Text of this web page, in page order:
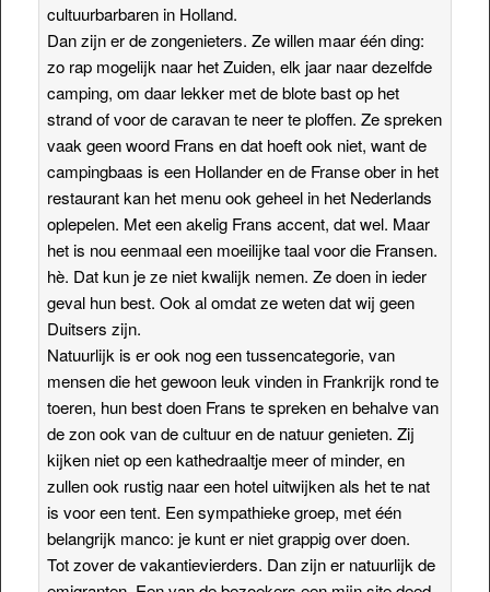
cultuurbarbaren in Holland.
Dan zijn er de zongenieters. Ze willen maar één ding:
zo rap mogelijk naar het Zuiden, elk jaar naar dezelfde
camping, om daar lekker met de blote bast op het
strand of voor de caravan te neer te ploffen. Ze spreken
vaak geen woord Frans en dat hoeft ook niet, want de
campingbaas is een Hollander en de Franse ober in het
restaurant kan het menu ook geheel in het Nederlands
oplepelen. Met een akelig Frans accent, dat wel. Maar
het is nou eenmaal een moeilijke taal voor die Fransen.
hè. Dat kun je ze niet kwalijk nemen. Ze doen in ieder
geval hun best. Ook al omdat ze weten dat wij geen
Duitsers zijn.
Natuurlijk is er ook nog een tussencategorie, van
mensen die het gewoon leuk vinden in Frankrijk rond te
toeren, hun best doen Frans te spreken en behalve van
de zon ook van de cultuur en de natuur genieten. Zij
kijken niet op een kathedraaltje meer of minder, en
zullen ook rustig naar een hotel uitwijken als het te nat
is voor een tent. Een sympathieke groep, met één
belangrijk manco: je kunt er niet grappig over doen.
Tot zover de vakantievierders. Dan zijn er natuurlijk de